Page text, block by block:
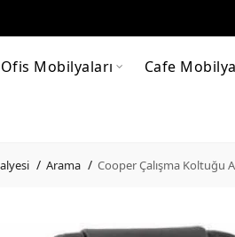
Ofis Mobilyaları Cafe
Arama Cooper Çalışma Koltuğu